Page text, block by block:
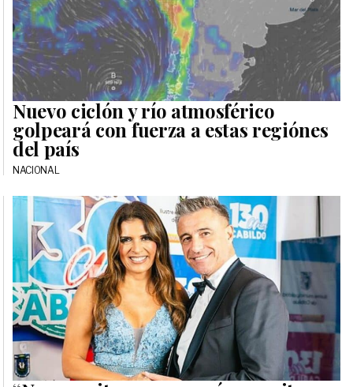
Nuevo ciclón y río atmosférico
golpeará con fuerza a estas regiónes
del país
NACIONAL